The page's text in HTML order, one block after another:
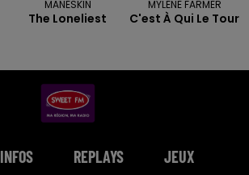
MANESKIN
The Loneliest
MYLENE FARMER
C'est À Qui Le Tour
INFOS REPLAYS JEUX